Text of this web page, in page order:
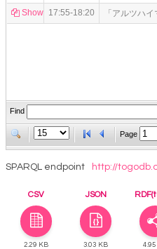
Show 17:55-18:20 「アルツハ
Find
Page
SPARQL endpoint http://
CSV JSON
2.29 KB 3.03 KB